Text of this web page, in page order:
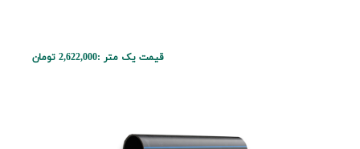
قیمت یک متر :2,622,000 تومان